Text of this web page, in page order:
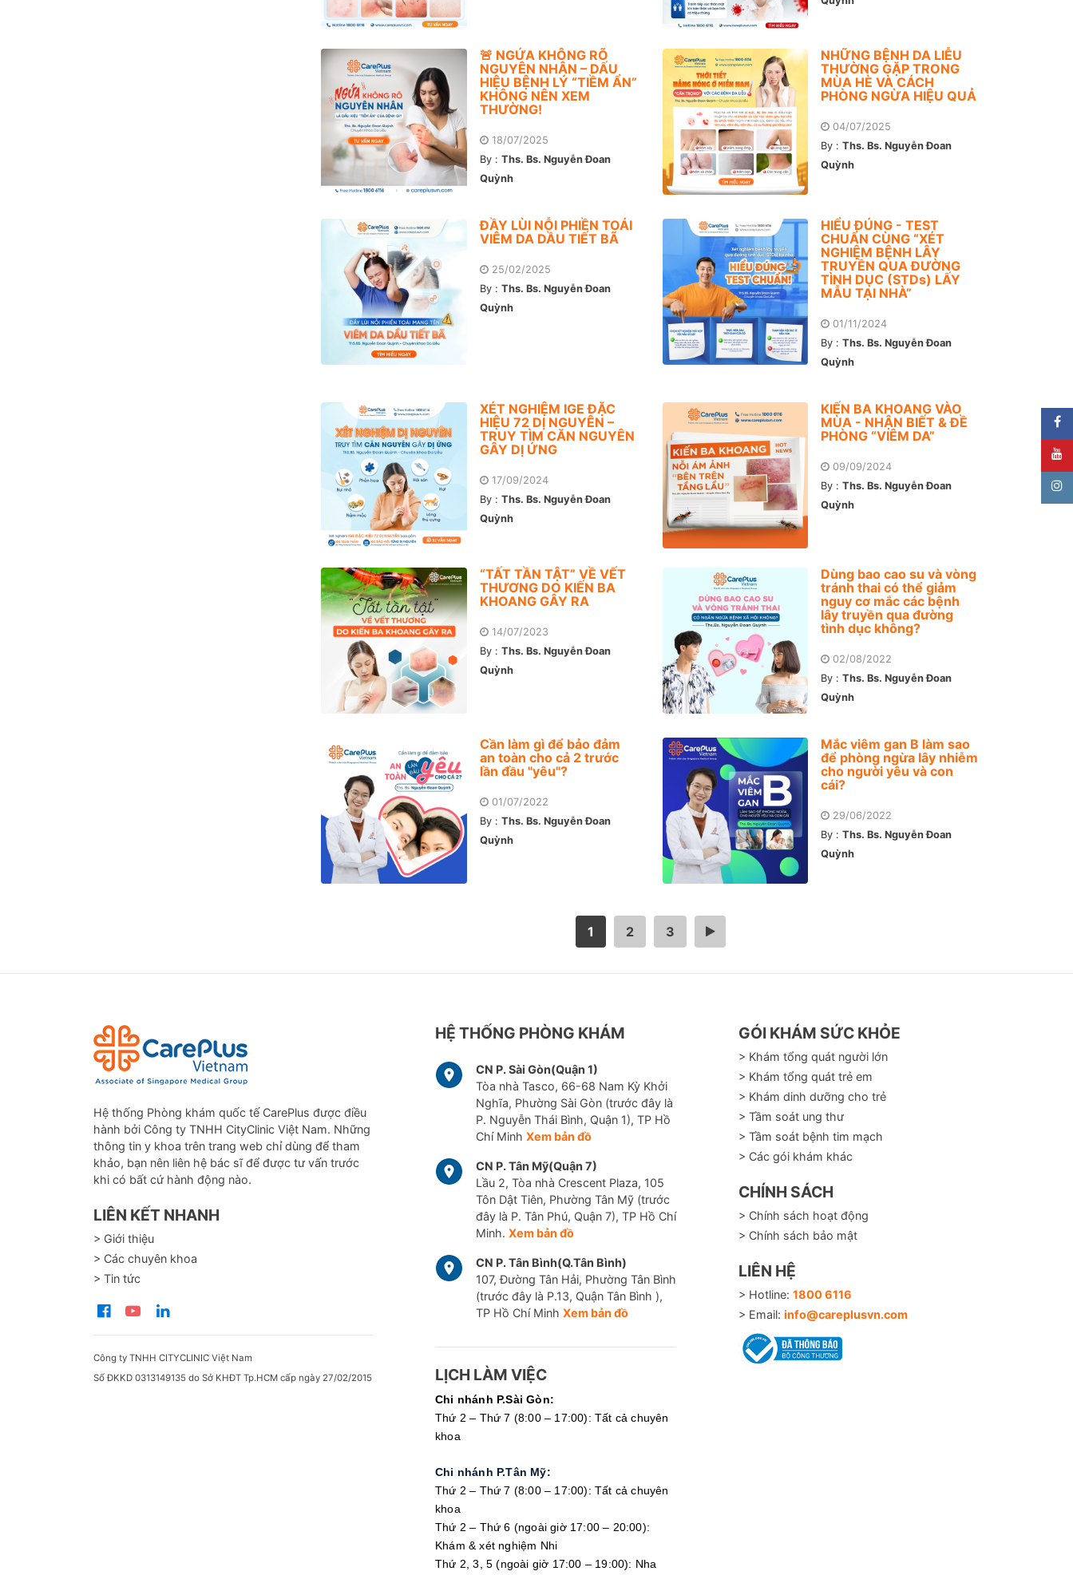
🚨 NGỨA KHÔNG RÕ
NGUYÊN NHÂN – DẤU
HIỆU BỆNH LÝ “TIỀM ẨN”
KHÔNG NÊN XEM
THƯỜNG!
18/07/2025
By : Ths. Bs. Nguyễn Đoan
Quỳnh
NHỮNG BỆNH DA LIỄU
THƯỜNG GẶP TRONG
MÙA HÈ VÀ CÁCH
PHÒNG NGỪA HIỆU QUẢ
04/07/2025
By :Ths. Bs. Nguyễn Đoan
Quỳnh
ĐẦY LÙI NỖI PHIỀN TOÁI
VIÊM DA DẦU TIẾT BÃ
25/02/2025
By : Ths. Bs. Nguyễn Đoan
Quỳnh
HIỂU ĐÚNG - TEST
CHUẨN CÙNG “XÉT
NGHIỆM BỆNH LÂY
TRUYỀN QUA ĐƯỜNG
TÌNH DỤC (STDs) LẤY
MẪU TẠI NHÀ”
01/11/2024
By :Ths. Bs. Nguyễn Đoan
Quỳnh
XÉT NGHIỆM IGE ĐẶC
HIỆU 72 DỊ NGUYÊN –
TRUY TÌM CĂN NGUYÊN
GÂY DỊ ỨNG
17/09/2024
By : Ths. Bs. Nguyễn Đoan
Quỳnh
KIẾN BA KHOANG VÀO
MÙA - NHẬN BIẾT & ĐỀ
PHÒNG “VIÊM DA”
09/09/2024
By :Ths. Bs. Nguyễn Đoan
Quỳnh
“TẤT TẦN TẬT” VỀ VẾT
THƯƠNG DO KIẾN BA
KHOANG GÂY RA
14/07/2023
By : Ths. Bs. Nguyễn Đoan
Quỳnh
Dùng bao cao su và vòng
tránh thai có thể giảm
nguy cơ mắc các bệnh
lây truyền qua đường
tình dục không?
02/08/2022
By :Ths. Bs. Nguyễn Đoan
Quỳnh
Cần làm gì để bảo đảm
an toàn cho cả 2 trước
lần đầu "yêu"?
01/07/2022
By : Ths. Bs. Nguyễn Đoan
Quỳnh
Mắc viêm gan B làm sao
để phòng ngừa lây nhiễm
cho người yêu và con
cái?
29/06/2022
By :Ths. Bs. Nguyễn Đoan
Quỳnh
1 2 3 >
Hệ thống Phòng khám quốc tế CarePlus được điều
hành bởi Công ty TNHH CityClinic Việt Nam. Những
thông tin y khoa trên trang web chỉ dùng để tham
khảo, bạn nên liên hệ bác sĩ để được tư vấn trước
khi có bất cứ hành động nào.
LIÊN KẾT NHANH
> Giới thiệu
> Các chuyên khoa
> Tin tức
Công ty TNHH CITYCLINIC Việt Nam
Số ĐKKD 0313149135 do Sở KHĐT Tp.HCM cấp ngày 27/02/2015
HỆ THỐNG PHÒNG KHÁM
CN P. Sài Gòn(Quận 1)
Tòa nhà Tasco, 66-68 Nam Kỳ Khởi
Nghĩa, Phường Sài Gòn (trước đây là
P. Nguyễn Thái Bình, Quận 1), TP Hồ
Chí Minh Xem bản đồ
CN P. Tân Mỹ(Quận 7)
Lầu 2, Tòa nhà Crescent Plaza, 105
Tôn Dật Tiên, Phường Tân Mỹ (trước
đây là P. Tân Phú, Quận 7), TP Hồ Chí
Minh. Xem bản đồ
CN P. Tân Bình(Q.Tân Bình)
107, Đường Tân Hải, Phường Tân Bình
(trước đây là P.13, Quận Tân Bình ),
TP Hồ Chí Minh Xem bản đồ
LỊCH LÀM VIỆC
Chi nhánh P.Sài Gòn:
Thứ 2 – Thứ 7 (8:00 – 17:00): Tất cả chuyên
khoa
Chi nhánh P.Tân Mỹ:
Thứ 2 – Thứ 7 (8:00 – 17:00): Tất cả chuyên
khoa
Thứ 2 – Thứ 6 (ngoài giờ 17:00 – 20:00):
Khám & xét nghiệm Nhi
Thứ 2, 3, 5 (ngoài giờ 17:00 – 19:00): Nha
GÓI KHÁM SỨC KHỎE
> Khám tổng quát người lớn
> Khám tổng quát trẻ em
> Khám dinh dưỡng cho trẻ
> Tầm soát ung thư
> Tầm soát bệnh tim mạch
> Các gói khám khác
CHÍNH SÁCH
> Chính sách hoạt động
> Chính sách bảo mật
LIÊN HỆ
> Hotline: 1800 6116
> Email: info@careplusvn.com